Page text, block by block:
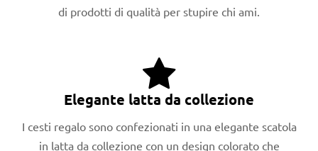
di prodotti di qualità per stupire chi ami.
Elegante latta da collezione
I cesti regalo sono confezionati in una elegante scatola
in latta da collezione con un design colorato che